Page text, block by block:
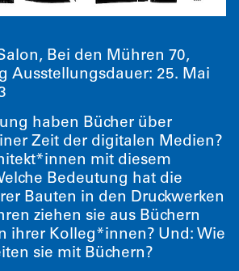
Bei den Mühren 70,
Ausstellungsdauer: 25. Mai
haben Bücher über
Zeit der digitalen Medien?
mit diesem
Bedeutung hat die
Bauten in den Druckwerken
ziehen sie aus Büchern
ihrer Kolleg*innen? Und: Wie
sie mit Büchern?